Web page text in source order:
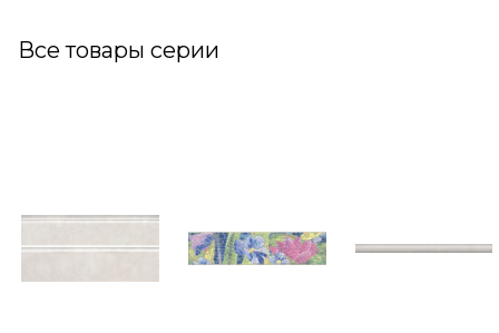
Все товары серии